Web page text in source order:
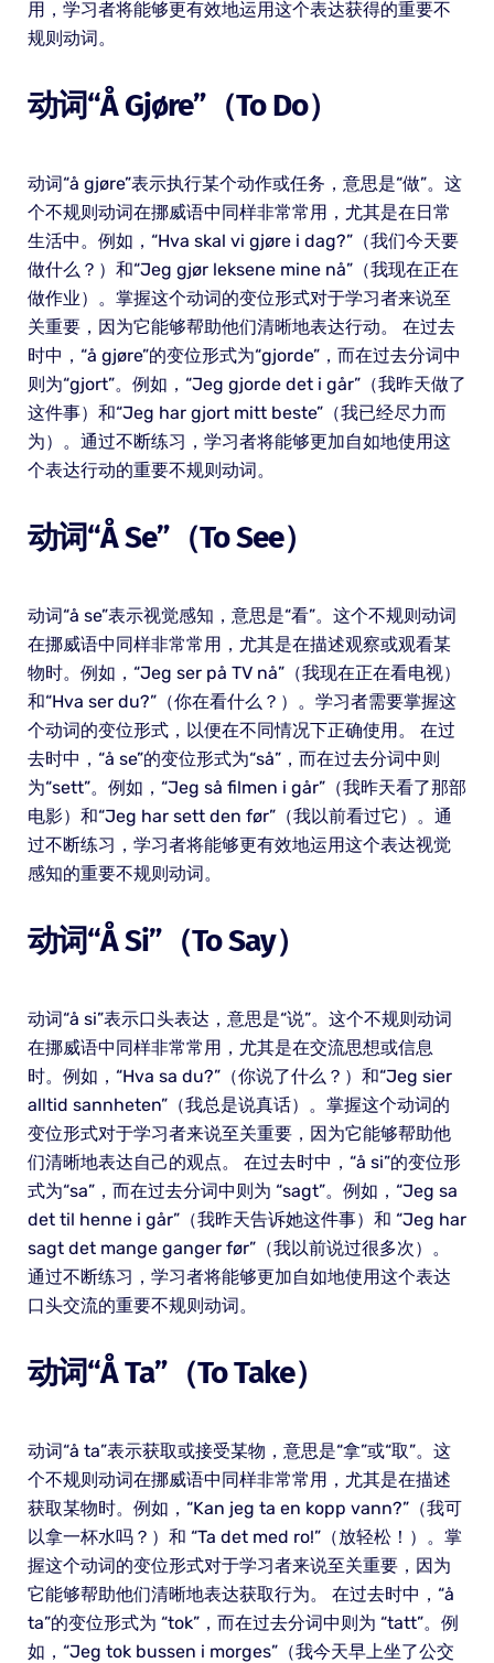
用，学习者将能够更有效地运用这个表达获得的重要不
规则动词。
动词“å Gjøre”（to Do）
动词“å gjøre”表示执行某个动作或任务，意思是“做”。这
个不规则动词在挪威语中同样非常常用，尤其是在日常
生活中。例如，“Hva skal vi gjøre i dag?”（我们今天要
做什么？）和“Jeg gjør leksene mine nå”（我现在正在
做作业）。掌握这个动词的变位形式对于学习者来说至
关重要，因为它能够帮助他们清晰地表达行动。 在过去
时中，“å gjøre”的变位形式为“gjorde”，而在过去分词中
则为“gjort”。例如，“Jeg gjorde det i går”（我昨天做了
这件事）和“Jeg har gjort mitt beste”（我已经尽力而
为）。通过不断练习，学习者将能够更加自如地使用这
个表达行动的重要不规则动词。
动词“å Se”（to See）
动词“å se”表示视觉感知，意思是“看”。这个不规则动词
在挪威语中同样非常常用，尤其是在描述观察或观看某
物时。例如，“Jeg ser på TV nå”（我现在正在看电视）
和“Hva ser du?”（你在看什么？）。学习者需要掌握这
个动词的变位形式，以便在不同情况下正确使用。 在过
去时中，“å se”的变位形式为“så”，而在过去分词中则
为“sett”。例如，“Jeg så filmen i går”（我昨天看了那部
电影）和“Jeg har sett den før”（我以前看过它）。通
过不断练习，学习者将能够更有效地运用这个表达视觉
感知的重要不规则动词。
动词“å Si”（to Say）
动词“å si”表示口头表达，意思是“说”。这个不规则动词
在挪威语中同样非常常用，尤其是在交流思想或信息
时。例如，“Hva sa du?”（你说了什么？）和“Jeg sier
alltid sannheten”（我总是说真话）。掌握这个动词的
变位形式对于学习者来说至关重要，因为它能够帮助他
们清晰地表达自己的观点。 在过去时中，“å si”的变位形
式为“sa”，而在过去分词中则为 “sagt”。例如，“Jeg sa
det til henne i går”（我昨天告诉她这件事）和 “Jeg har
sagt det mange ganger før”（我以前说过很多次）。
通过不断练习，学习者将能够更加自如地使用这个表达
口头交流的重要不规则动词。
动词“å Ta”（to Take）
动词“å ta”表示获取或接受某物，意思是“拿”或“取”。这
个不规则动词在挪威语中同样非常常用，尤其是在描述
获取某物时。例如，“Kan jeg ta en kopp vann?”（我可
以拿一杯水吗？）和 “Ta det med ro!”（放轻松！）。掌
握这个动词的变位形式对于学习者来说至关重要，因为
它能够帮助他们清晰地表达获取行为。 在过去时中，“å
ta”的变位形式为 “tok”，而在过去分词中则为 “tatt”。例
如，“Jeg tok bussen i morges”（我今天早上坐了公交